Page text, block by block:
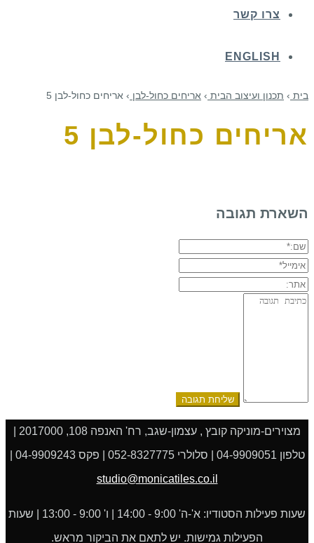
צרו קשר
ENGLISH
בית › תכנון ועיצוב הבית › אריחים כחול-לבן › אריחים כחול-לבן 5
אריחים כחול-לבן 5
השארת תגובה
שם:*
אימייל*
אתר:
תגובה:
טלפון 04-9909051 | סלולרי 052-8327775 | פקס 04-9909243 |
studio@monicatiles.co.il
שעות פעילות הסטודיו: א'-ה' 9:00 - 14:00 | ו' 9:00 - 13:00 | שעות
הפעילות גמישות. יש לתאם את הביקור מראש.